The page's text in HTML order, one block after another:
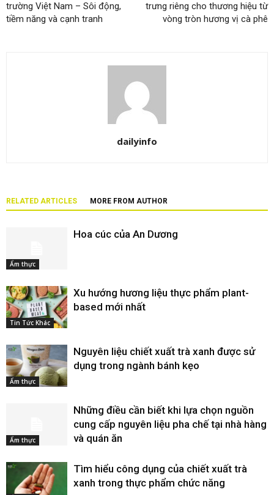
trường Việt Nam – Sôi động,
tiềm năng và cạnh tranh
trưng riêng cho thương hiệu từ
vòng tròn hương vị cà phê
dailyinfo
RELATED ARTICLES MORE FROM AUTHOR
Ẩm thực
Hoa cúc của An Dương
Tin Tức Khác
Xu hướng hương liệu thực phẩm plant-
based mới nhất
Ẩm thực
Nguyên liệu chiết xuất trà xanh được sử
dụng trong ngành bánh kẹo
Ẩm thực
Những điều cần biết khi lựa chọn nguồn
cung cấp nguyên liệu pha chế tại nhà hàng
và quán ăn
Tìm hiểu công dụng của chiết xuất trà
xanh trong thực phẩm chức năng